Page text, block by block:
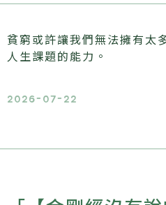
貧窮或許讓我們無法擁有太
人生課題的能力。
2026-07-22